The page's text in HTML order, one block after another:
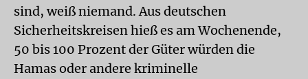
sind, weiß niemand. Aus deutschen
Sicherheitskreisen hieß es am Wochenende,
50 bis 100 Prozent der Güter würden die
Hamas oder andere kriminelle